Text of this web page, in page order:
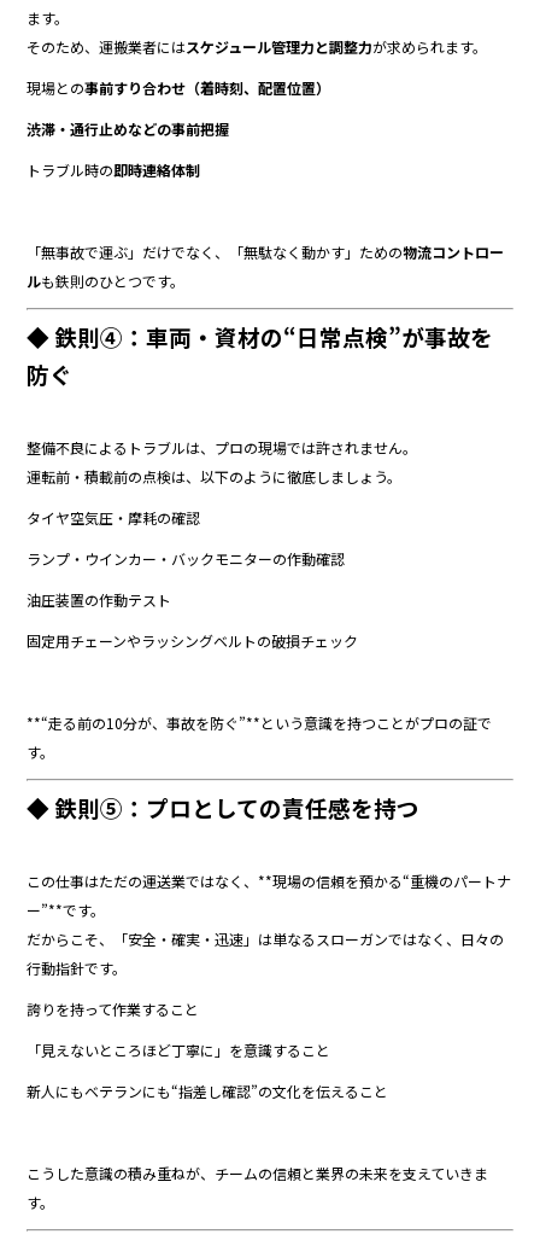
ます。
そのため、運搬業者にはスケジュール管理力と調整力が求められます。
現場との事前すり合わせ（着時刻、配置位置）
渋滞・通行止めなどの事前把握
トラブル時の即時連絡体制
「無事故で運ぶ」だけでなく、「無駄なく動かす」ための物流コントロー
ルも鉄則のひとつです。
◆ 鉄則④：車両・資材の“日常点検”が事故を
防ぐ
整備不良によるトラブルは、プロの現場では許されません。
運転前・積載前の点検は、以下のように徹底しましょう。
タイヤ空気圧・摩耗の確認
ランプ・ウインカー・バックモニターの作動確認
油圧装置の作動テスト
固定用チェーンやラッシングベルトの破損チェック
**“走る前の10分が、事故を防ぐ”**という意識を持つことがプロの証で
す。
◆ 鉄則⑤：プロとしての責任感を持つ
この仕事はただの運送業ではなく、**現場の信頼を預かる“重機のパートナ
ー”**です。
だからこそ、「安全・確実・迅速」は単なるスローガンではなく、日々の
行動指針です。
誇りを持って作業すること
「見えないところほど丁寧に」を意識すること
新人にもベテランにも“指差し確認”の文化を伝えること
こうした意識の積み重ねが、チームの信頼と業界の未来を支えていきま
す。